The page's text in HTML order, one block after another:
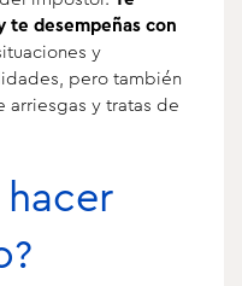
te desempeñas con
y
pero también
y tratas de